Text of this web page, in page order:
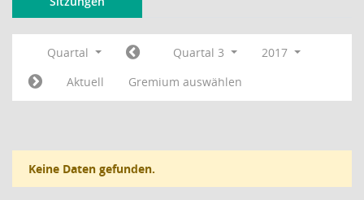
Quartal Quartal 3
2017
Aktuell
Gremium auswählen
Keine Daten gefunden.